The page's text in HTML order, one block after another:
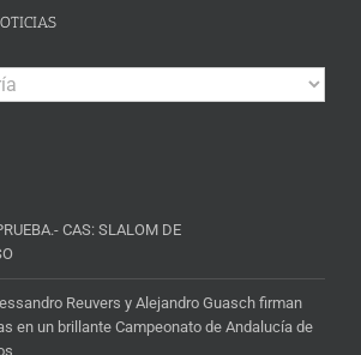
CAS: SLALOM DE
Reuvers y Alejandro Guasch firman
en un brillante Campeonato de Andalucía de